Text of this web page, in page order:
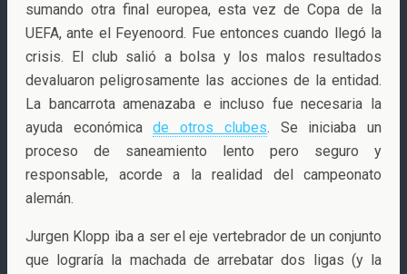
sumando otra final europea, esta vez de Copa de la
UEFA, ante el Feyenoord. Fue entonces cuando llegó la
crisis. El club salió a bolsa y los malos resultados
devaluaron peligrosamente las acciones de la entidad.
La bancarrota amenazaba e incluso fue necesaria la
ayuda económicade otros clubes. Se iniciaba un
proceso de saneamiento lento pero seguro y
responsable, acorde a la realidad del campeonato
alemán.
Jurgen Klopp iba a ser el eje vertebrador de un conjunto
que lograría la machada de arrebatar dos ligas (y la